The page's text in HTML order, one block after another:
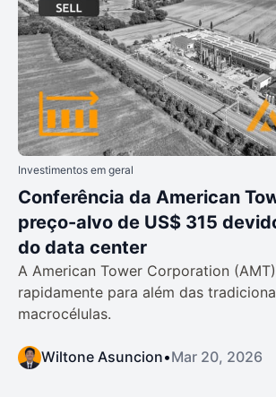
Investimentos em geral
Conferência da American
preço-alvo de US$ 315
do data center
A American Tower Corporation
rapidamente para além das
macrocélulas.
Wiltone Asuncion•Mar 20, 2026